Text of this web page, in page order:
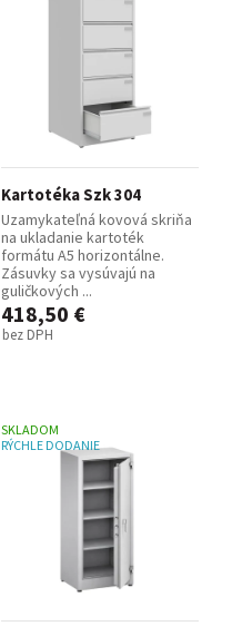
Kartotéka Szk 304
Uzamykateľná kovová skriňa
na ukladanie kartoték
formátu A5 horizontálne.
Zásuvky sa vysúvajú na
guličkových ...
418,50 €
bez DPH
SKLADOM
RÝCHLE DODANIE